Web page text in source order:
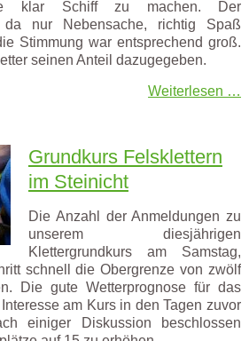
klar Schiff zu machen. Der
da nur Nebensache, richtig Spaß
Stimmung war entsprechend groß.
seinen Anteil dazugegeben.
Weiterlesen …
Grundkurs Felsklettern
im Steinicht
Die Anzahl der Anmeldungen zu
unserem diesjährigen
Klettergrundkurs am Samstag,
schnell die Obergrenze von zwölf
Die gute Wetterprognose für das
am Kurs in den Tagen zuvor
einiger Diskussion beschlossen